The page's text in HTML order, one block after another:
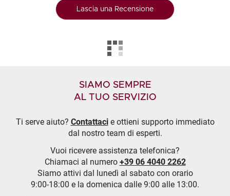
Lascia una Recensione
SIAMO SEMPRE
AL TUO SERVIZIO
Ti serve aiuto? Contattacie ottieni supporto immediato
dal nostro team di esperti.
Vuoi ricevere assistenza telefonica?
Chiamaci al numero +39 06 4040 2262
Siamo attivi dal lunedì al sabato con orario
9:00-18:00 e la domenica dalle 9:00 alle 13:00.